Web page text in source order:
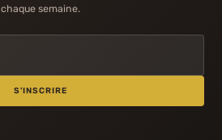
chaque semaine.
S'INSCRIRE